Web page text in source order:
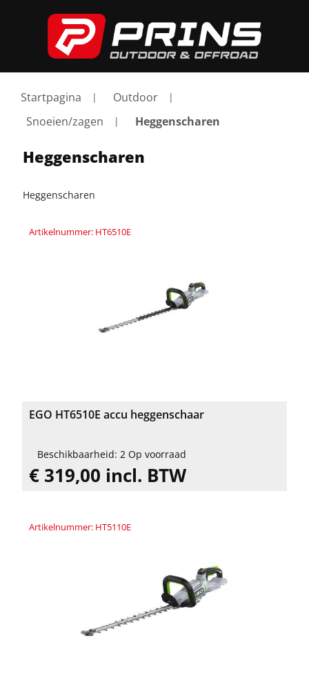
Startpagina
Outdoor
Snoeien/zagen
Heggenscharen
Heggenscharen
Heggenscharen
Artikelnummer: HT6510E
EGO HT6510E accu heggenschaar
Beschikbaarheid: 2 Op voorraad
€ 319,00 incl. BTW
Artikelnummer: HT5110E